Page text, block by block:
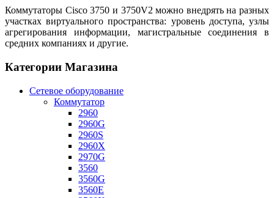
Коммутаторы Cisco 3750 и 3750V2 можно внедрять на разных
участках виртуального пространства: уровень доступа, узлы
агрегирования информации, магистральные соединения в
средних компаниях и другие.
Категории Магазина
Сетевое оборудование
Коммутатор
2960
2960G
2960S
2960X
2970G
3560
3560G
3560E